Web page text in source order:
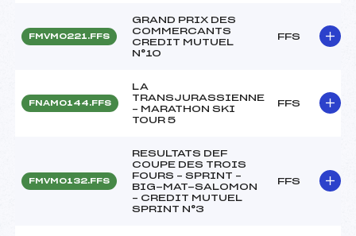
FMVM0221.FFS
GRAND PRIX DES
COMMERCANTS
CREDIT MUTUEL
N°10
FFS
FNAM0144.FFS
LA
TRANSJURASSIENNE
– MARATHON SKI
TOUR 5
FFS
FMVM0132.FFS
RESULTATS DEF
COUPE DES TROIS
FOURS – SPRINT –
BIG-MAT-SALOMON
– CREDIT MUTUEL
SPRINT N°3
FFS